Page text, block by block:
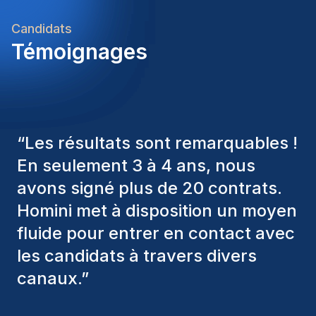
Candidats
Témoignages
“Les consultants Homini ont
toujours pris en considération
divers critères pour nous proposer
les bons candidats. Ceux que
nous avons recrutés sont toujours
parmi nous, et personnellement, je
suis très satisfait des nouvelles